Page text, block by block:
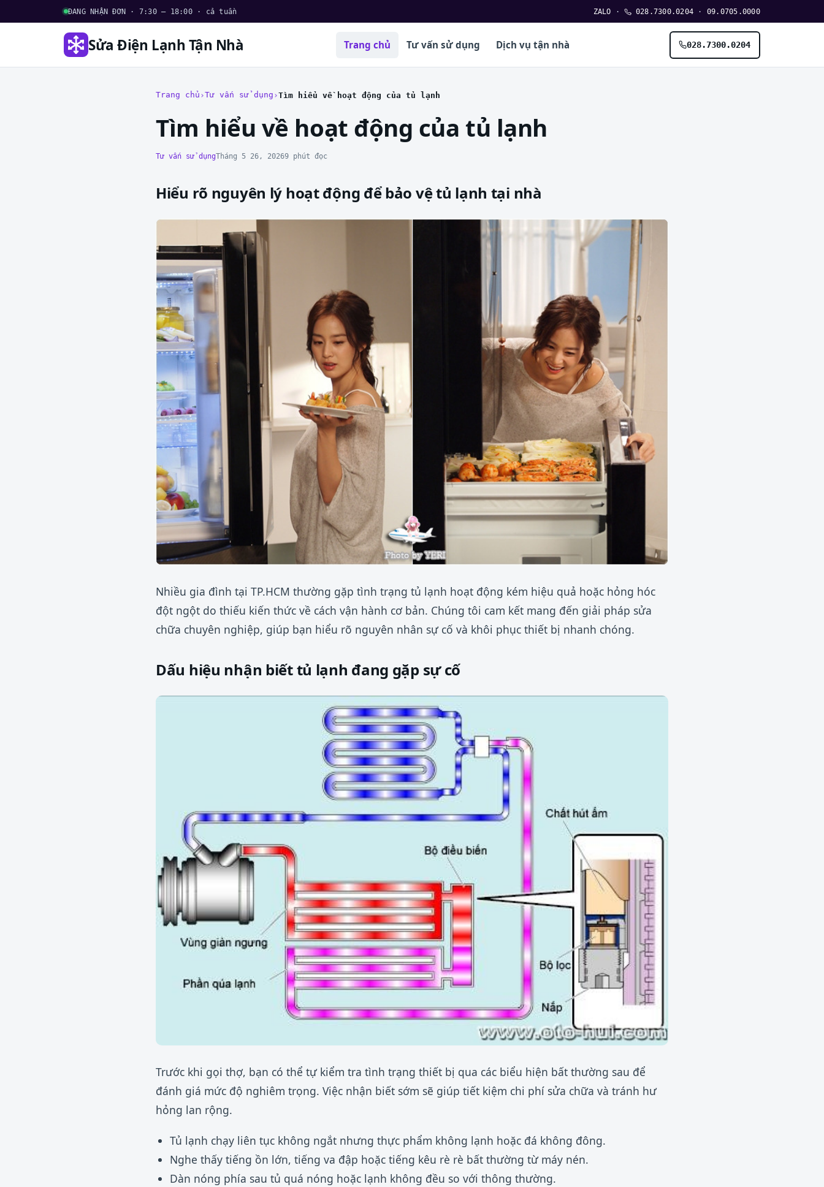
ĐANG NHẬN ĐƠN · 7:30 – 18:00 · cả tuần ZALO · 028.7300.0204 · 09.0705.0000
Sửa Điện Lạnh Tận Nhà Trang chủ Tư vấn sử dụng Dịch vụ tận nhà 028.7300.0204
Trang chủ Tư vấn sử dụng Tìm hiểu về hoạt động của tủ lạnh
Tìm hiểu về hoạt động của tủ lạnh
Tư vấn sử dụngTháng 5 26, 20269 phút đọc
Hiểu rõ nguyên lý hoạt động để bảo vệ tủ lạnh tại nhà
Nhiều gia đình tại TP.HCM thường gặp tình trạng tủ lạnh hoạt động kém hiệu quả hoặc hỏng hóc
đột ngột do thiếu kiến thức về cách vận hành cơ bản. Chúng tôi cam kết mang đến giải pháp sửa
chữa chuyên nghiệp, giúp bạn hiểu rõ nguyên nhân sự cố và khôi phục thiết bị nhanh chóng.
Dấu hiệu nhận biết tủ lạnh đang gặp sự cố
Trước khi gọi thợ, bạn có thể tự kiểm tra tình trạng thiết bị qua các biểu hiện bất thường sau để
đánh giá mức độ nghiêm trọng. Việc nhận biết sớm sẽ giúp tiết kiệm chi phí sửa chữa và tránh hư
hỏng lan rộng.
Tủ lạnh chạy liên tục không ngắt nhưng thực phẩm không lạnh hoặc đá không đông.
Nghe thấy tiếng ồn lớn, tiếng va đập hoặc tiếng kêu rè rè bất thường từ máy nén.
Dàn nóng phía sau tủ quá nóng hoặc lạnh không đều so với thông thường.